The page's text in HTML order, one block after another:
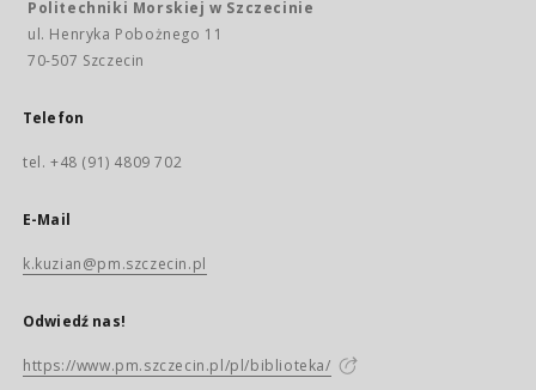
Politechniki Morskiej w Szczecinie
ul. Henryka Pobożnego 11
70-507 Szczecin
Telefon
tel. +48 (91) 4809 702
E-Mail
k.kuzian@pm.szczecin.pl
Odwiedź nas!
https://www.pm.szczecin.pl/pl/biblioteka/